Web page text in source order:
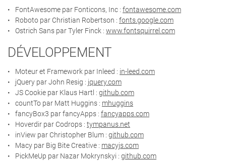
CONTACT Restez
INSCRIPTION
FontAwesome par Fonticons, Inc : fontawesome.com
Roboto par Christian Robertson : fonts.google.com
Ostrich Sans par Tyler Finck : www.fontsquirrel.com
DÉVELOPPEMENT
Moteur et Framework par Inleed : in-leed.com
jQuery par John Resig : jquery.com
JS Cookie par Klaus Hartl : github.com
countTo par Matt Huggins : mhuggins
fancyBox3 par fancyApps : fancyapps.com
Hoverdir par Codrops : tympanus.net
inView par Christopher Blum : github.com
Macy par Big Bite Creative : macyjs.com
PickMeUp par Nazar Mokrynskyi : github.com